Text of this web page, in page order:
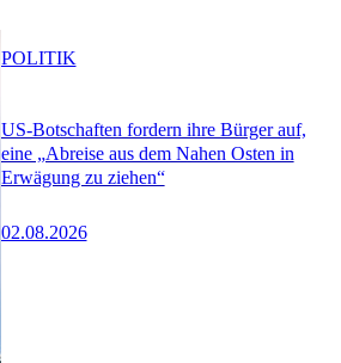
US-Botschaften fordern ihre Bürger auf,
eine „Abreise aus dem Nahen Osten in
Erwägung zu ziehen“
02.08.2026
POLITIK